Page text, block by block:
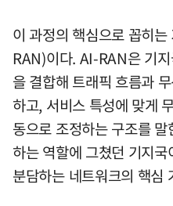
이 과정의 핵심으로 꼽히
RAN)이다. AI-RAN은 기
을 결합해 트래픽 흐름과
하고, 서비스 특성에 맞게
동으로 조정하는 구조를
하는 역할에 그쳤던 기지
분담하는 네트워크의 핵심